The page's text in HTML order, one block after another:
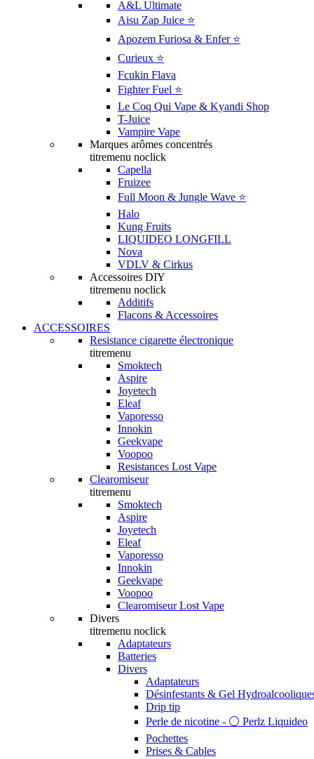
A&L Ultimate
Aisu Zap Juice ⭐️
Apozem Furiosa & Enfer ⭐️
Curieux ⭐️
Fcukin Flava
Fighter Fuel ⭐️
Le Coq Qui Vape & Kyandi Shop
T-Juice
Vampire Vape
Marques arômes concentrés
titremenu noclick
Capella
Fruizee
Full Moon & Jungle Wave ⭐️
Halo
Kung Fruits
LIQUIDEO LONGFILL
Nova
VDLV & Cirkus
Accessoires DIY
titremenu noclick
Additifs
Flacons & Accessoires
ACCESSOIRES
Resistance cigarette électronique
titremenu
Smoktech
Aspire
Joyetech
Eleaf
Vaporesso
Innokin
Geekvape
Voopoo
Resistances Lost Vape
Clearomiseur
titremenu
Smoktech
Aspire
Joyetech
Eleaf
Vaporesso
Innokin
Geekvape
Voopoo
Clearomiseur Lost Vape
Divers
titremenu noclick
Adaptateurs
Batteries
Divers
Adaptateurs
Désinfestants & Gel
Drip tip
Perle de nicotine - ⚪️ Perlz Liquideo
Pochettes
Prises & Cables